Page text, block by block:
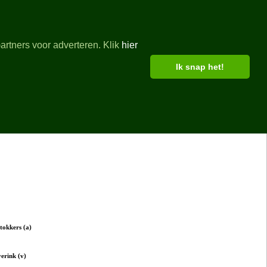
voor adverteren. Klik hier
Ik snap het!
(a)
(v)